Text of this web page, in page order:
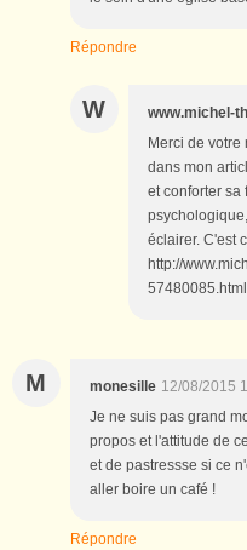
Répondre
W www.michel-
Merci de votre
dans mon
et conforter sa
éclairer. C'est
http://
57480085.html
M monesille 12/08/2015
Je ne suis pas grand
propos et l'attitude de
et de pastressse si ce
aller boire un café !
Répondre